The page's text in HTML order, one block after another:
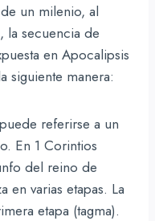
un milenio, al
la secuencia de
en Apocalipsis
siguiente manera:
referirse a un
En 1 Corintios
del reino de
en varias etapas. La
etapa (tagma).